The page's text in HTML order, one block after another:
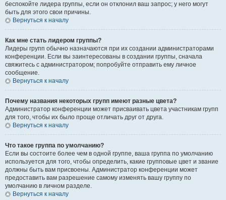
беспокойте лидера группы, если он отклонил ваш запрос; у него могут
быть для этого свои причины.
Вернуться к началу
Как мне стать лидером группы?
Лидеры групп обычно назначаются при их создании администраторами
конференции. Если вы заинтересованы в создании группы, сначала
свяжитесь с администратором; попробуйте отправить ему личное
сообщение.
Вернуться к началу
Почему названия некоторых групп имеют разные цвета?
Администратор конференции может присваивать цвета участникам групп
для того, чтобы их было проще отличать друг от друга.
Вернуться к началу
Что такое группа по умолчанию?
Если вы состоите более чем в одной группе, ваша группа по умолчанию
используется для того, чтобы определить, какие групповые цвет и звание
должны быть вам присвоены. Администратор конференции может
предоставить вам разрешение самому изменять вашу группу по
умолчанию в личном разделе.
Вернуться к началу